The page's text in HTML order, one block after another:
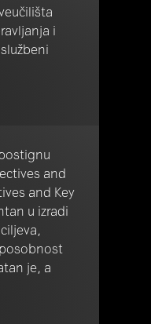
i
and
and Key
u izradi
je, a